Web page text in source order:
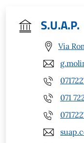
S.U.A.P.
Via
071